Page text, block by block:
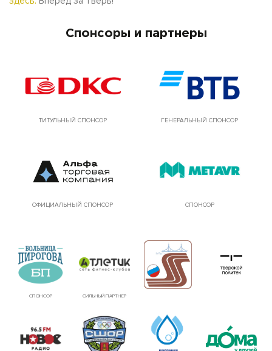
Спонсоры и партнеры
ТИТУЛЬНЫЙ СПОНСОР ГЕНЕРАЛЬНЫЙ СПОНСОР
ОФИЦИАЛЬНЫЙ СПОНСОР СПОНСОР
СПОНСОР СИЛЬНЫЙ ПАРТНЕР